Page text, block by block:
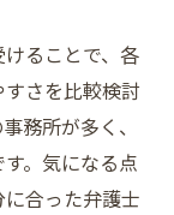
ることで、各
さを比較検討
務所が多く、
。気になる点
合った弁護士